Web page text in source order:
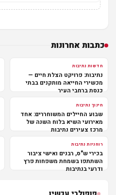
כתבות אחרונות
חדשות נתיבות
נתיבות: פרויקט הצלת חיים —
מכשירי החייאה מותקנים בבתי
כנסת ברחבי העיר
חינוך נתיבות
שבוע החיילים המשוחררים: אחד
מאירועי השיא בלוח השנה של
מרכז צעירים נתיבות
רוחניות נתיבות
בכירי ש"ס, רבנים ואישי ציבור
השתתפו בשמחת משפחות פרץ
ודרעי בנתיבות